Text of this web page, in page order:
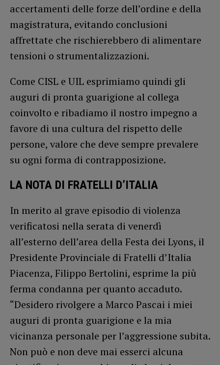
accertamenti delle forze dell’ordine e della
magistratura, evitando conclusioni
affrettate che rischierebbero di alimentare
tensioni o strumentalizzazioni.
Come CISL e UIL esprimiamo quindi gli
auguri di pronta guarigione al collega
coinvolto e ribadiamo il nostro impegno a
favore di una cultura del rispetto delle
persone, valore che deve sempre prevalere
su ogni forma di contrapposizione.
LA NOTA DI FRATELLI D’ITALIA
In merito al grave episodio di violenza
verificatosi nella serata di venerdì
all’esterno dell’area della Festa dei Lyons, il
Presidente Provinciale di Fratelli d’Italia
Piacenza, Filippo Bertolini, esprime la più
ferma condanna per quanto accaduto.
“Desidero rivolgere a Marco Pascai i miei
auguri di pronta guarigione e la mia
vicinanza personale per l’aggressione subita.
Non può e non deve mai esserci alcuna